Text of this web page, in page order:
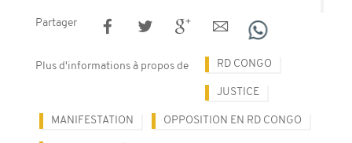
Partager
Plus d'informations à propos de RD CONGO
JUSTICE
MANIFESTATION OPPOSITION EN RD CONGO